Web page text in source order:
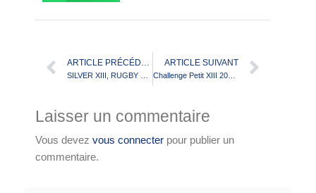
ARTICLE PRÉCÉDENT ARTICLE SUIVANT
Laisser un commentaire
Vous devez vous connecter pour publier un
commentaire.